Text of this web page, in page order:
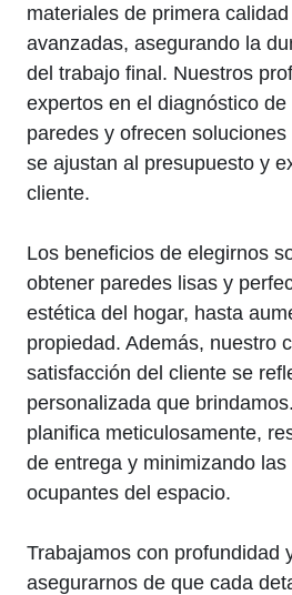
materiales de primera
avanzadas, asegurando la
del trabajo final. Nuestros
expertos en el diagnóstico
paredes y ofrecen
se ajustan al presupuesto y
cliente.
Los beneficios de elegirnos
obtener paredes lisas y
estética del hogar, hasta
propiedad. Además, nuestro
satisfacción del cliente se
personalizada que
planifica meticulosamente,
de entrega y minimizando
ocupantes del espacio.
Trabajamos con profundidad
asegurarnos de que cada